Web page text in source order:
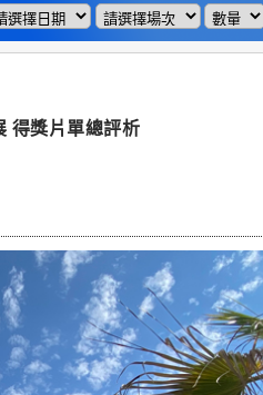
得獎片單總評析